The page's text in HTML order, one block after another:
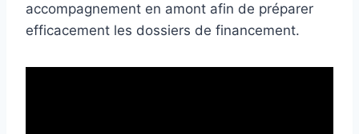
accompagnement en amont afin de préparer
efficacement les dossiers de financement.